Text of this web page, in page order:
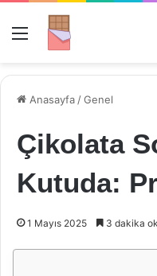
Menü
Anasayfa /Genel
Çikolata
Kutuda:
1 Mayıs 2025 3 dakika